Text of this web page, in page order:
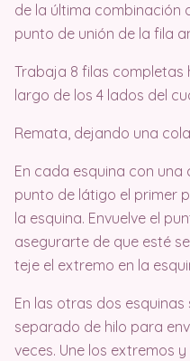
de la última combinación
punto de unión de la fila
Trabaja 8 filas completas
largo de los 4 lados del
Remata, dejando una
En cada esquina con
punto de látigo el primer
la esquina. Envuelve el
asegurarte de que esté
teje el extremo en la
En las otras dos
separado de hilo para
veces. Une los extremos